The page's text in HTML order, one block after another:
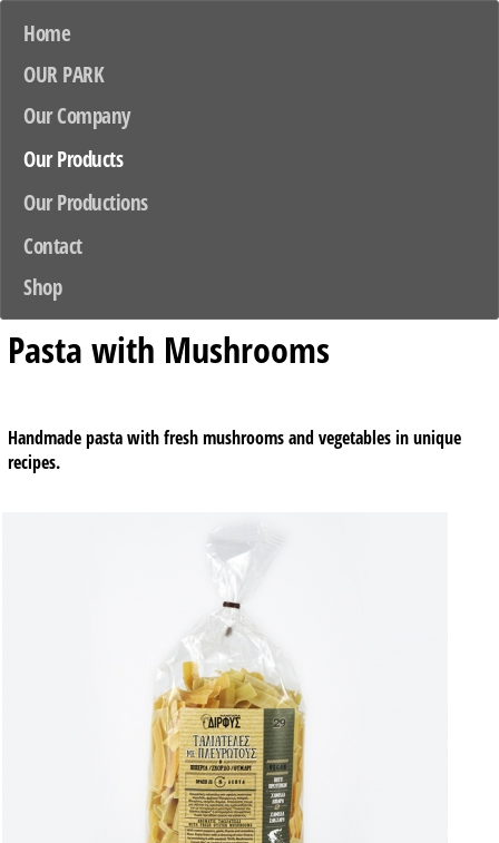
Home
OUR PARK
Our Company
Our Products
Our Productions
Contact
Shop
Pasta with Mushrooms
Handmade pasta with fresh mushrooms and vegetables in unique
recipes.